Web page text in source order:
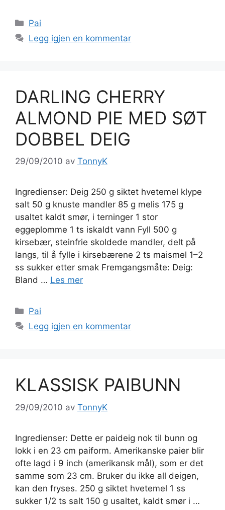
Kategorier
Pai
Legg igjen en kommentar
DARLING CHERRY
ALMOND PIE MED SØT
DOBBEL DEIG
29/09/2010 av TonnyK
Ingredienser: Deig 250 g siktet hvetemel klype
salt 50 g knuste mandler 85 g melis 175 g
usaltet kaldt smør, i terninger 1 stor
eggeplomme 1 ts iskaldt vann Fyll 500 g
kirsebær, steinfrie skoldede mandler, delt på
langs, til å fylle i kirsebærene 2 ts maismel 1–2
ss sukker etter smak Fremgangsmåte: Deig:
Bland … Les mer
Kategorier
Pai
Legg igjen en kommentar
KLASSISK PAIBUNN
29/09/2010 av TonnyK
Ingredienser: Dette er paideig nok til bunn og
lokk i en 23 cm paiform. Amerikanske paier blir
ofte lagd i 9 inch (amerikansk mål), som er det
samme som 23 cm. Bruker du ikke all deigen,
kan den fryses. 250 g siktet hvetemel 1 ss
sukker 1/2 ts salt 150 g usaltet, kaldt smør i …